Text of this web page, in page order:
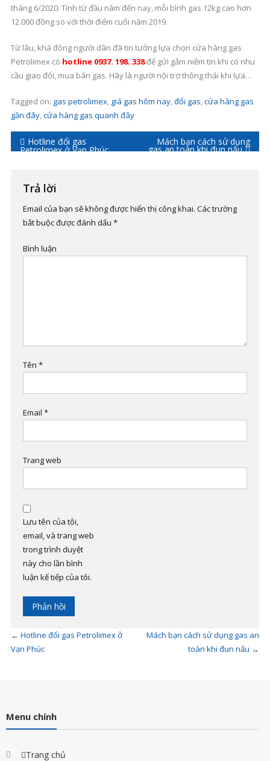
tháng 6/2020. Tính từ đầu năm đến nay, mỗi bình gas 12kg cao hơn
12.000 đồng so với thời điểm cuối năm 2019.
Từ lâu, khá đông người dân đã tin tưởng lựa chọn cửa hàng gas
Petrolimex có hotline 0937. 198. 338để gửi gắm niềm tin khi có nhu
cầu giao đổi, mua bán gas. Hãy là người nội trợ thông thái khi lựa
hơn khi nấu nướng trong gia đình.
Tagged on: gas petrolimex, giá gas hôm nay, đổi gas cửa hàng gas
gần đây, cửa hàng gas quanh đây
Điều
bài
viết
Hotline đổi gas
Petrolimex ở Vạn Phúc
Mách bạn cách sử dụng
gas an toàn khi đun nấu
Trả lời
Email của bạn sẽ không được hiển thị công khai. Các trường
bắt buộc được đánh dấu *
Bình luận
Tên *
Email *
Trang web
Lưu tên của tôi,
email, và trang web
trong trình duyệt
này cho lần bình
luận kế tiếp của tôi.
← Hotline đổi gas Petrolimex ở
Vạn Phúc
Mách bạn cách sử dụng gas an
toàn khi đun nấu →
Menu chính
Trang chủ